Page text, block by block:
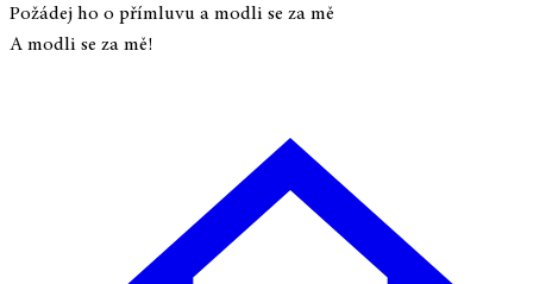
Požádej ho o přímluvu a modli se za mě
A modli se za mě!